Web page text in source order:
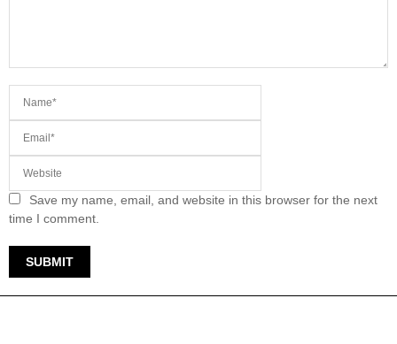
Save my name, email, and website in this browser for the next
time I comment.